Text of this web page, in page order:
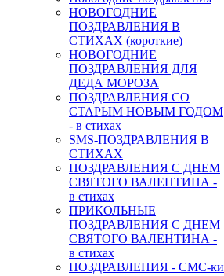
НОВОГОДНИЕ
ПОЗДРАВЛЕНИЯ В
СТИХАХ (короткие)
НОВОГОДНИЕ
ПОЗДРАВЛЕНИЯ ДЛЯ
ДЕДА МОРОЗА
ПОЗДРАВЛЕНИЯ СО
СТАРЫМ НОВЫМ ГОДОМ
- в стихах
SMS-ПОЗДРАВЛЕНИЯ В
СТИХАХ
ПОЗДРАВЛЕНИЯ С ДНЕМ
СВЯТОГО ВАЛЕНТИНА -
в стихах
ПРИКОЛЬНЫЕ
ПОЗДРАВЛЕНИЯ С ДНЕМ
СВЯТОГО ВАЛЕНТИНА -
в стихах
ПОЗДРАВЛЕНИЯ - СМС-ки